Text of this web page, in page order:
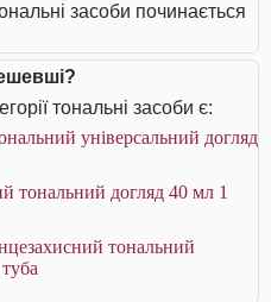
засоби починається
тональні засоби є:
універсальний догляд
тональний догляд 40 мл 1
тональний